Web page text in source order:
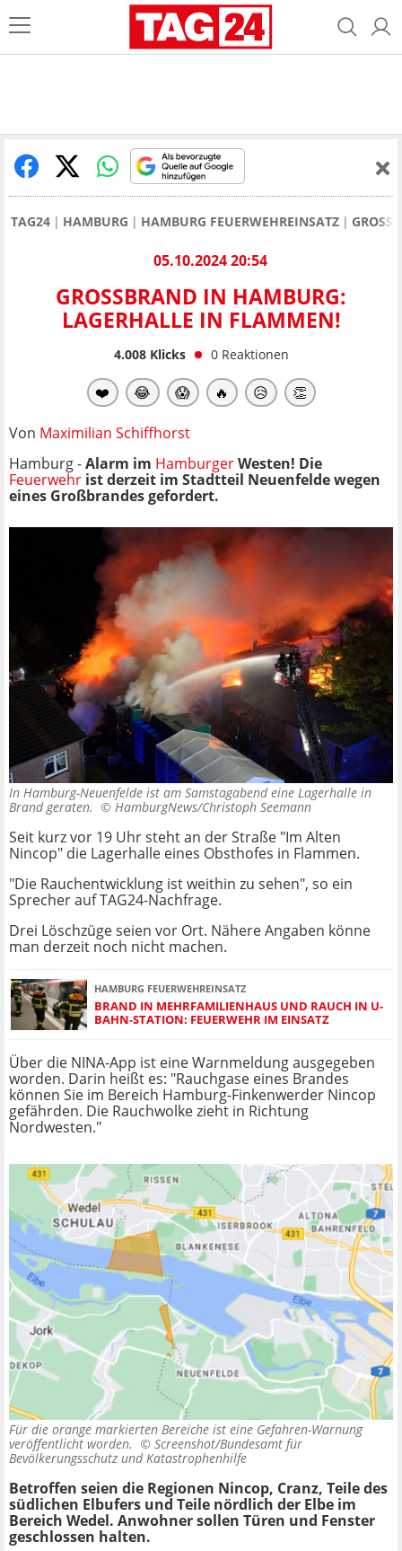
TAG24 HAMBURG HAMBURG FEUERWEHREINSATZ
05.10.2024 20:54
GROSSBRAND IN HAMBURG: L
AGERHALLE IN FLAMMEN!
4.008Klicks 0 Reaktionen
❤️ 😂 😱 🔥 😥 👏
Von Maximilian Schiffhorst
Hamburg -Alarm im HamburgerWesten! Die
Feuerwehr ist derzeit im Stadtteil Neuenfelde wegen
eines Großbrandes gefordert.
In Hamburg-Neuenfelde ist am Samstagabend eine Lagerhalle in
Brand geraten. © HamburgNews/Christoph Seemann
Seit kurz vor 19 Uhr steht an der Straße "Im Alten
Nincop" die Lagerhalle eines Obsthofes in Flammen.
"Die Rauchentwicklung ist weithin zu sehen", so ein
Sprecher auf TAG24-Nachfrage.
Drei Löschzüge seien vor Ort. Nähere Angaben könne
man derzeit noch nicht machen.
HAMBURG FEUERWEHREINSATZ
BRAND IN MEHRFAMILIENHAUS UND RAUCH IN U-
BAHN-STATION: FEUERWEHR IM EINSATZ
Über die NINA-App ist eine Warnmeldung ausgegeben
worden. Darin heißt es: "Rauchgase eines Brandes
können Sie im Bereich Hamburg-Finkenwerder Nincop
gefährden. Die Rauchwolke zieht in Richtung
Nordwesten."
Für die orange markierten Bereiche ist eine Gefahren-Warnung
veröffentlicht worden. © Screenshot/Bundesamt für
Bevölkerungsschutz und Katastrophenhilfe
Betroffen seien die Regionen Nincop, Cranz, Teile des
südlichen Elbufers und Teile nördlich der Elbe im
Bereich Wedel. Anwohner sollen Türen und Fenster
geschlossen halten.